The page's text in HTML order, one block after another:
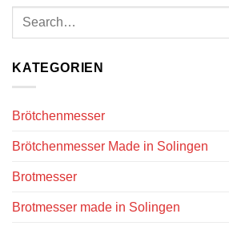
KATEGORIEN
Brötchenmesser
Brötchenmesser Made in Solingen
Brotmesser
Brotmesser made in Solingen